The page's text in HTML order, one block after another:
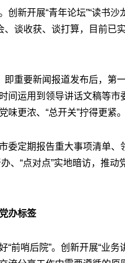
创新开展“青年论坛”“读书沙
、谈收获、谈打算，目前已
即重要新闻报道发布后，第
间运用到领导讲话文稿等市
更浓、“总开关”拧得更紧。
委定期报告重大事项清单、
、“点对点”实地暗访，推动
办标签
“前哨后院”。创新开展“业务